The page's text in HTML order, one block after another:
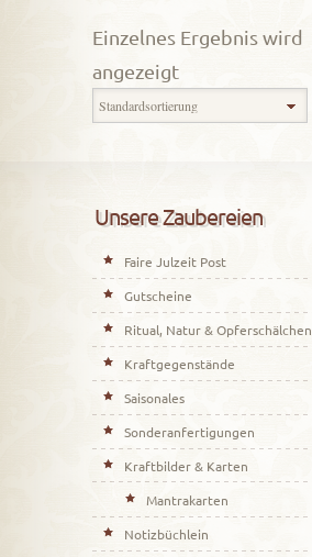
Einzelnes Ergebnis wird
angezeigt
Unsere Zaubereien
Faire Julzeit Post
Gutscheine
Ritual, Natur & Opferschälchen
Kraftgegenstände
Saisonales
Sonderanfertigungen
Kraftbilder & Karten
Mantrakarten
Notizbüchlein